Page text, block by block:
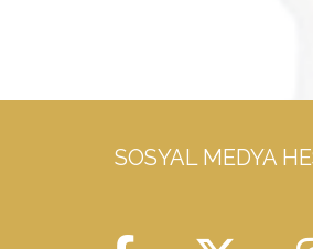
SOSYAL MEDYA